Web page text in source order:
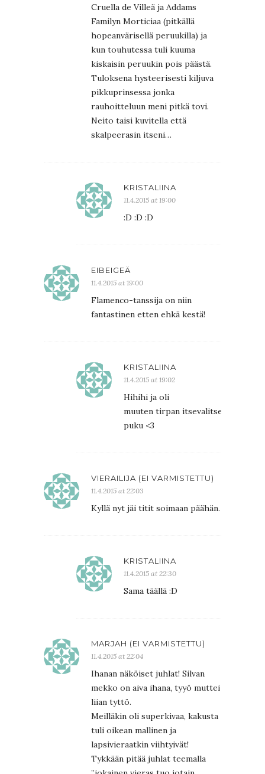
Cruella de Villeä ja Addams
Familyn Morticiaa (pitkällä
hopeanvärisellä peruukilla) ja
kun touhutessa tuli kuuma
kiskaisin peruukin pois päästä.
Tuloksena hysteerisesti kiljuva
pikkuprinsessa jonka
rauhoitteluun meni pitkä tovi.
Neito taisi kuvitella että
skalpeerasin itseni…
KRISTALIINA
11.4.2015 at 19:00
:D :D :D
EIBEIGEÄ
11.4.2015 at 19:00
Flamenco-tanssija on niin
fantastinen etten ehkä kestä!
KRISTALIINA
11.4.2015 at 19:02
Hihihi ja oli
muuten tirpan itsevalitsema
puku <3
VIERAILIJA (EI VARMISTETTU)
11.4.2015 at 22:03
Kyllä nyt jäi titit soimaan päähän.
KRISTALIINA
11.4.2015 at 22:30
Sama täällä :D
MARJAH (EI VARMISTETTU)
11.4.2015 at 22:04
Ihanan näköiset juhlat! Silvan
mekko on aiva ihana, tyyö muttei
liian tyttö.
Meilläkin oli superkivaa, kakusta
tuli oikean mallinen ja
lapsivieraatkin viihtyivät!
Tykkään pitää juhlat teemalla